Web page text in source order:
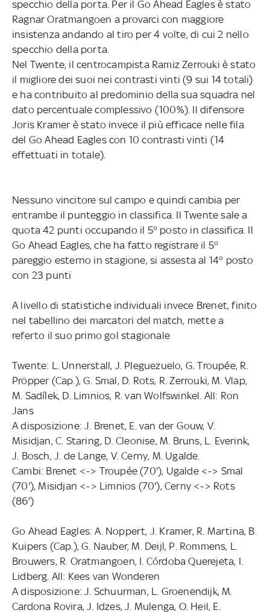
specchio della porta. Per il Go Ahead Eagles è stato
Ragnar Oratmangoen a provarci con maggiore
insistenza andando al tiro per 4 volte, di cui 2 nello
specchio della porta.
Nel Twente, il centrocampista Ramiz Zerrouki è stato
il migliore dei suoi nei contrasti vinti (9 sui 14 totali)
e ha contribuito al predominio della sua squadra nel
dato percentuale complessivo (100%). Il difensore
Joris Kramer è stato invece il più efficace nelle fila
del Go Ahead Eagles con 10 contrasti vinti (14
effettuati in totale).
Nessuno vincitore sul campo e quindi cambia per
entrambe il punteggio in classifica. Il Twente sale a
quota 42 punti occupando il 5° posto in classifica. Il
Go Ahead Eagles, che ha fatto registrare il 5°
pareggio esterno in stagione, si assesta al 14° posto
con 23 punti
A livello di statistiche individuali invece Brenet, finito
nel tabellino dei marcatori del match, mette a
referto il suo primo gol stagionale
Twente: L. Unnerstall, J. Pleguezuelo, G. Troupée, R.
Pröpper (Cap.), G. Smal, D. Rots, R. Zerrouki, M. Vlap,
M. Sadílek, D. Limnios, R. van Wolfswinkel. All: Ron
Jans
A disposizione: J. Brenet, E. van der Gouw, V.
Misidjan, C. Staring, D. Cleonise, M. Bruns, L. Everink,
J. Bosch, J. de Lange, V. Cerny, M. Ugalde.
Cambi: Brenet <-> Troupée (70'), Ugalde <-> Smal
(70'), Misidjan <-> Limnios (70'), Cerny <-> Rots
(86')
Go Ahead Eagles: A. Noppert, J. Kramer, R. Martina, B.
Kuipers (Cap.), G. Nauber, M. Deijl, P. Rommens, L.
Brouwers, R. Oratmangoen, I. Córdoba Querejeta, I.
Lidberg. All: Kees van Wonderen
A disposizione: J. Schuurman, L. Groenendijk, M.
Cardona Rovira, J. Idzes, J. Mulenga, O. Heil, E.